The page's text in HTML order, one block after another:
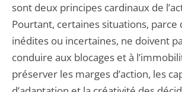
sont deux principes cardinaux de
Pourtant, certaines situations, parce
inédites ou incertaines, ne doivent
conduire aux blocages et à
préserver les marges d’action, les